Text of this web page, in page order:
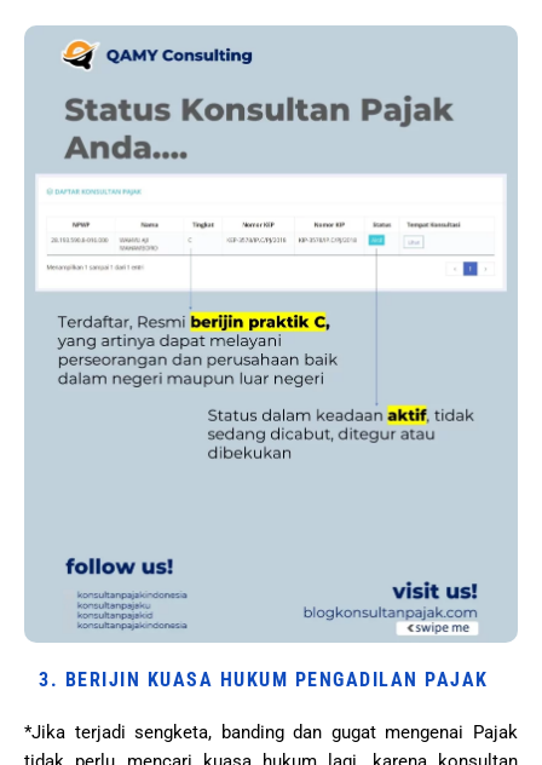
3. BERIJIN KUASA HUKUM PENGADILAN PAJAK
*Jika terjadi sengketa, banding dan gugat mengenai Pajak